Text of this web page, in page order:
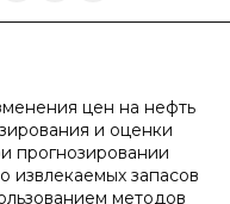
цен на нефть
и оценки
прогнозировании
извлекаемых запасов
методов